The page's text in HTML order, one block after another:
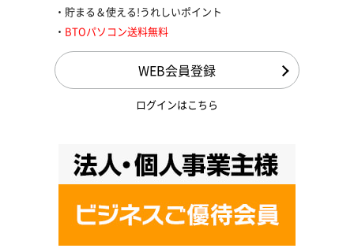
貯まる＆使える!うれしいポイント
BTOパソコン送料無料
WEB会員登録
ログインはこちら